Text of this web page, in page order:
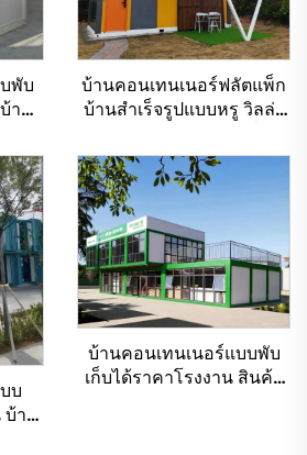
พับ
าน
บ้านคอนเทนเนอร์ฟลัตแพ็ก
บ้านสำเร็จรูปแบบหรู วิลล่า
งานแสดงสินค้า
บ
บ้าน
บ้านคอนเทนเนอร์แบบพับ
เก็บได้ราคาโรงงาน สินค้า